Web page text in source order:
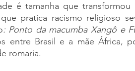
é tamanha que
pratica racismo religioso
: Ponto da macumba Xangô e
entre Brasil e a mãe África,
romaria.